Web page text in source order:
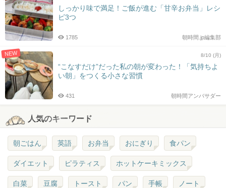
しっかり味で満足！ご飯が進む「甘辛お弁当」レシ
ピ3つ
朝時間.jp編集部
1785
NEW 8/10 (月)
“こなすだけ”だった私の朝が変わった！「気持ちよ
い朝」をつくる小さな習慣
朝時間アンバサダー
431
人気のキーワード
朝ごはん 英語 お弁当 おにぎり 食パン
ダイエット ピラティス ホットケーキミックス
白菜 豆腐 トースト パン 手帳 ノート